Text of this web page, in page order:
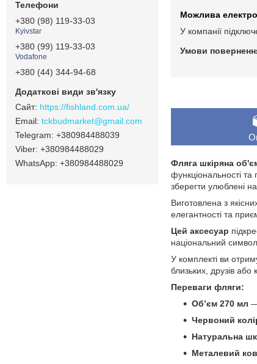
У компанії
Фляга шкіряна
функціональності
зберегти улюблені
Виготовлена з
елегантності та
Цей аксесуар
національний
У комплекті ви
близьких, друзів або
Переваги фляги:
Об’єм 270 мл —
Червоний
Натуральна
Металевий
+380 (98) 119-33-03
Kyivstar
+380 (99) 119-33-03
Vodafone
+380 (44) 344-94-68
https://fishland.com.ua/
tckbudmarket@gmail.com
+380984488039
+380984488029
+380984488029